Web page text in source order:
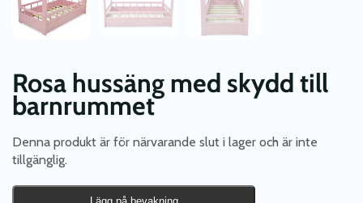
Rosa hussäng med skydd till
barnrummet
Denna produkt är för närvarande slut i lager och är inte
tillgänglig.